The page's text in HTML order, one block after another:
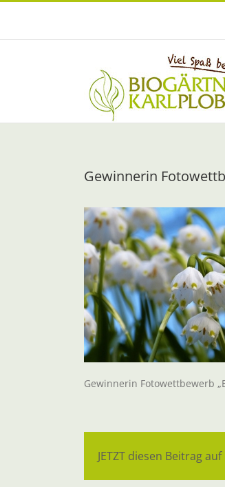
Zum
Gewinnerin
Gewinnerin Fotowettbewerb
JETZT diesen Beitrag